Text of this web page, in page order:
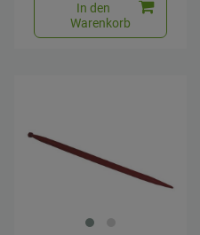
In den
Warenkorb